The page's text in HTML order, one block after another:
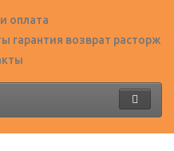
оплата
гарантия возврат